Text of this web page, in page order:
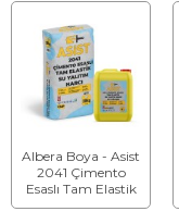
Albera Boya - Asist
2041 Çimento
Esaslı Tam Elastik
Su Yalıtım